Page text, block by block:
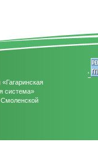
система»
Смоленской
'